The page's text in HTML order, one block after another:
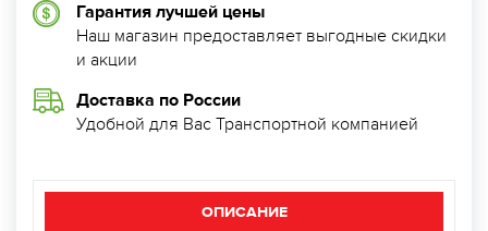
Гарантия лучшей цены
Наш магазин предоставляет выгодные скидки
и акции
Доставка по России
Удобной для Вас Транспортной компанией
ОПИСАНИЕ